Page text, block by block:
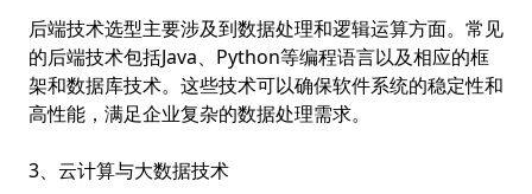
后端技术选型主要涉及到数据处理和逻辑运算方面。常见
的后端技术包括Java、Python等编程语言以及相应的框
架和数据库技术。这些技术可以确保软件系统的稳定性和
高性能，满足企业复杂的数据处理需求。
3、云计算与大数据技术